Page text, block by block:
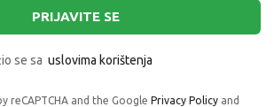
PRIJAVITE SE
se sa uslovima korištenja
reCAPTCHA and the Google Privacy Policy and